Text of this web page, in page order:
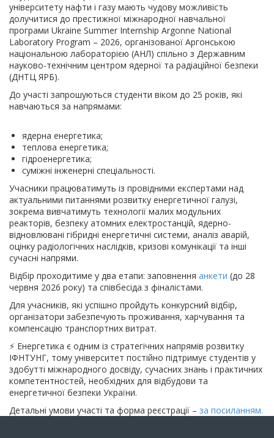
університету нафти і газу мають чудову можливість
долучитися до престижної міжнародної навчальної
програми Ukraine Summer Internship Argonne National
Laboratory Program – 2026, організованої Аргонською
національною лабораторією (АНЛ) спільно з Державним
науково-технічним центром ядерної та радіаційної безпеки
(ДНТЦ ЯРБ).
До участі запрошуються студенти віком до 25 років, які
навчаються за напрямами:
ядерна енергетика;
теплова енергетика;
гідроенергетика;
суміжні інженерні спеціальності.
Учасники працюватимуть із провідними експертами над
актуальними питаннями розвитку енергетичної галузі,
зокрема вивчатимуть технології малих модульних
реакторів, безпеку атомних електростанцій, ядерно-
відновлювані гібридні енергетичні системи, аналіз аварій,
оцінку радіологічних наслідків, кризові комунікації та інші
сучасні напрями.
Відбір проходитиме у два етапи: заповнення анкети (до 28
червня 2026 року) та співбесіда з фіналістами.
Для учасників, які успішно пройдуть конкурсний відбір,
організатори забезпечують проживання, харчування та
компенсацію транспортних витрат.
⚡ Енергетика є одним із стратегічних напрямів розвитку
ІФНТУНГ, тому університет постійно підтримує студентів у
здобутті міжнародного досвіду, сучасних знань і практичних
компетентностей, необхідних для відбудови та
енергетичної безпеки України.
Детальні умови участі та форма реєстрації – за посиланням.